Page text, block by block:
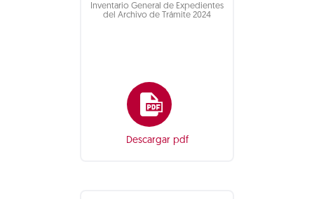
Inventario General de Expedientes
del Archivo de Trámite 2024
Descargar pdf